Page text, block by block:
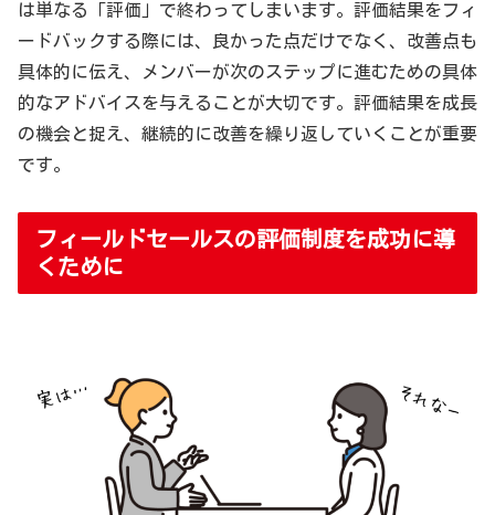
は単なる「評価」で終わってしまいます。評価結果をフィ
ードバックする際には、良かった点だけでなく、改善点も
具体的に伝え、メンバーが次のステップに進むための具体
的なアドバイスを与えることが大切です。評価結果を成長
の機会と捉え、継続的に改善を繰り返していくことが重要
です。
フィールドセールスの評価制度を成功に導
くために